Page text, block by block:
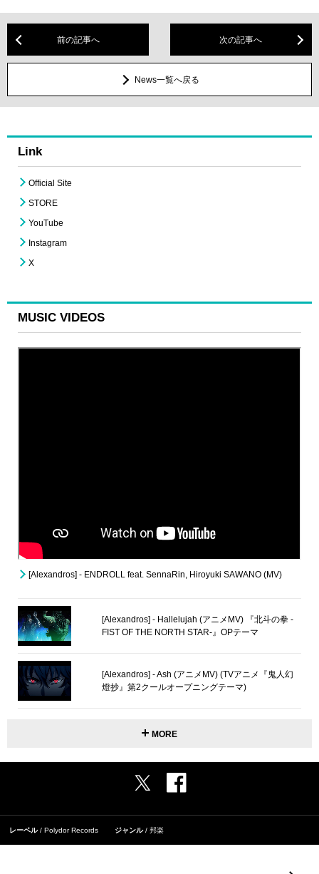
前の記事へ 次の記事へ
News一覧へ戻る
Link
Official Site
STORE
YouTube
Instagram
X
MUSIC VIDEOS
[Alexandros] - ENDROLL feat. SennaRin, Hiroyuki SAWANO (MV)
[Alexandros] - Hallelujah (アニメMV) 『北斗の拳 -
FIST OF THE NORTH STAR-』OPテーマ
[Alexandros] - Ash (アニメMV) (TVアニメ『鬼人幻
燈抄』第2クールオープニングテーマ)
MORE
レーベル Polydor Records ジャンル 邦楽